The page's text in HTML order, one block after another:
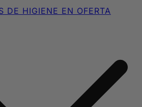
DE HIGIENE EN OFERTA